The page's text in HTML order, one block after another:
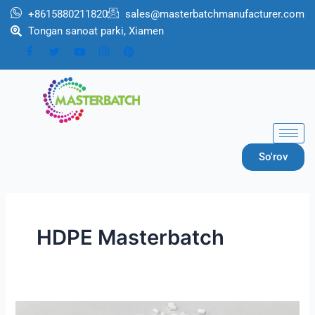
+8615880211820
sales@masterbatchmanufacturer.com
Tongan sanoat parki, Xiamen
So'rov
HDPE Masterbatch